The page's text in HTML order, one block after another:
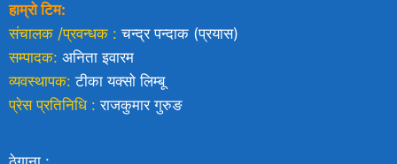
हाम्रो टिम:
संचालक /प्रवन्धक : चन्द्र पन्दाक (प्रयास)
सम्पादक: अनिता इवारम
व्यवस्थापक: टीका यक्साे लिम्बू
प्रेस प्रतिनिधि : राजकुमार गुरुङ